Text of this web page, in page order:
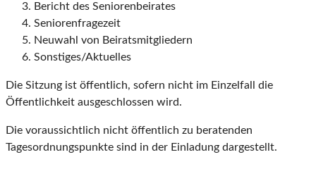
Bericht des Seniorenbeirates
Seniorenfragezeit
Neuwahl von Beiratsmitgliedern
Sonstiges/Aktuelles
Die Sitzung ist öffentlich, sofern nicht im Einzelfall die
Öffentlichkeit ausgeschlossen wird.
Die voraussichtlich nicht öffentlich zu beratenden
Tagesordnungspunkte sind in der Einladung dargestellt.